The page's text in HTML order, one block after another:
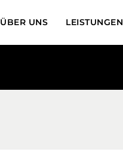
ÜBER UNS LEISTUNGEN